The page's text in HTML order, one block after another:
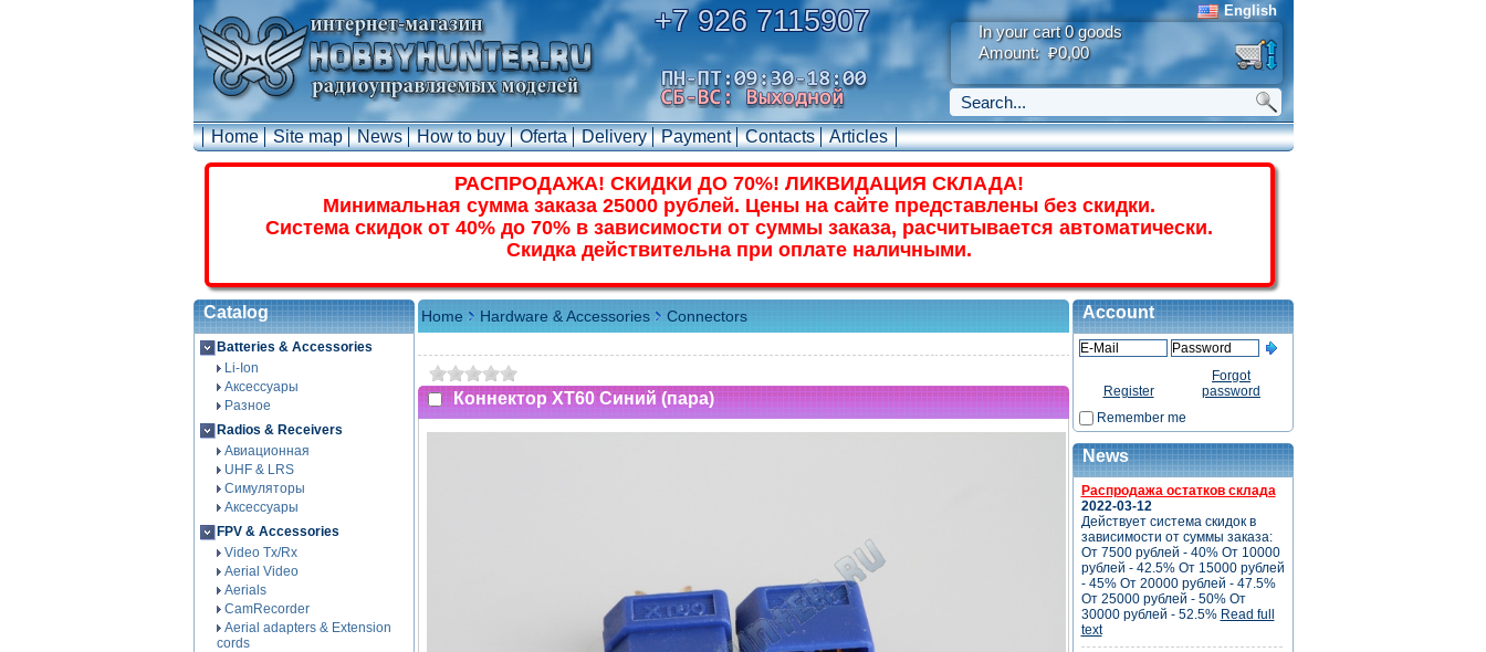
+7 926 7115907 English
In your cart 0 goods
Amount: ₽0,00
Home Site map News How to buy Oferta Delivery Payment Contacts Articles
РАСПРОДАЖА! СКИДКИ ДО 70%! ЛИКВИДАЦИЯ СКЛАДА!
Минимальная сумма заказа 25000 рублей. Цены на сайте представлены без скидки.
Система скидок от 40% до 70% в зависимости от суммы заказа, расчитывается автоматически.
Скидка действительна при оплате наличными.
Catalog
Batteries & Accessories
Li-Ion
Аксессуары
Разное
Radios & Receivers
Авиационная
UHF & LRS
Симуляторы
Аксессуары
FPV & Accessories
Video Tx/Rx
Aerial Video
Aerials
CamRecorder
Aerial adapters & Extension
cords
Home Hardware & Accessories Connectors
Коннектор XT60 Синий (пара)
Account
Register
Forgot
password
Remember me
News
Распродажа остатков склада
2022-03-12
Действует система скидок в
зависимости от суммы заказа:
От 7500 рублей - 40% От 10000
рублей - 42.5% От 15000 рублей
- 45% От 20000 рублей - 47.5%
От 25000 рублей - 50% От
30000 рублей - 52.5% Read full
text